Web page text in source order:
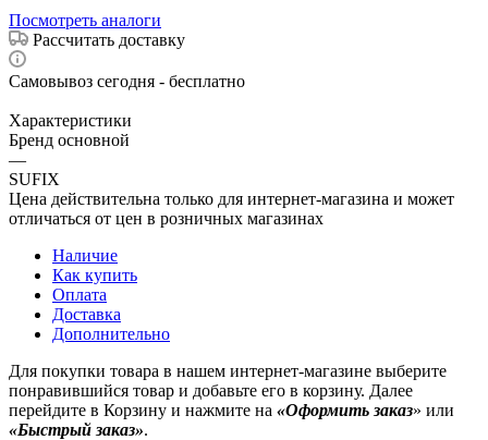
Посмотреть аналоги
Рассчитать доставку
Самовывоз сегодня - бесплатно
Характеристики
Бренд основной
—
SUFIX
Цена действительна только для интернет-магазина и может
отличаться от цен в розничных магазинах
Наличие
Как купить
Оплата
Доставка
Дополнительно
Для покупки товара в нашем интернет-магазине выберите
понравившийся товар и добавьте его в корзину. Далее
перейдите в Корзину и нажмите на «Оформить заказ» или
«Быстрый заказ».